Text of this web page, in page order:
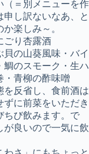
（＝別メニューを作
し訳ないなあ、と
楽しみ～。
ごり杏露酒
貝の山葵風味・バイ
鯛のスモーク・生ハ
・青柳の酢味噌
を反省し、食前酒は
ずに前菜をいただき
ちび飲みます。で
が良いので一気に飲